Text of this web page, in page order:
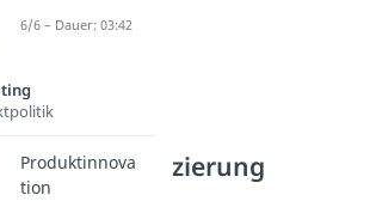
Preisdifferenzierung
6/6 – Dauer: 03:42
Produktinnova
tion